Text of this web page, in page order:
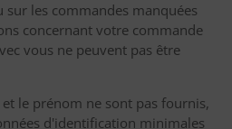
les commandes manquées
concernant votre commande
vous ne peuvent pas être
le prénom ne sont pas fournis,
d'identification minimales